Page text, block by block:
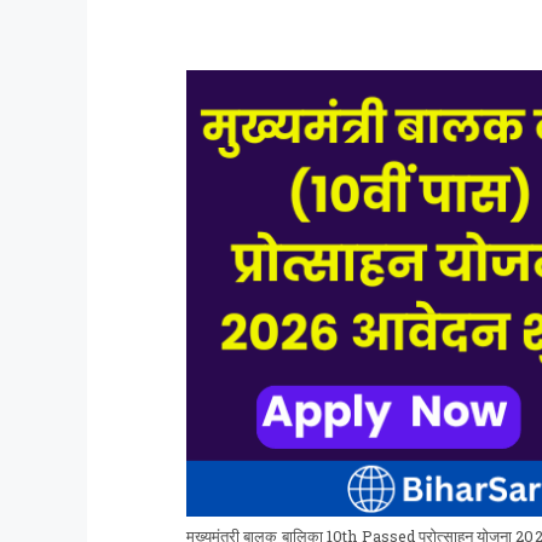
मुख्यमंत्री बालक बालिका 10th Passed प्रोत्साहन योजना